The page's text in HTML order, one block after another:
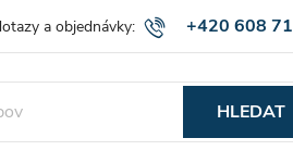
+420 608
515
podmínky Montáž a výnos zboží
HLEDAT